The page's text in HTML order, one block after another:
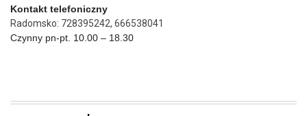
Kontakt telefoniczny
Radomsko: 728395242, 666538041
Czynny pn-pt. 10.00 – 18.30